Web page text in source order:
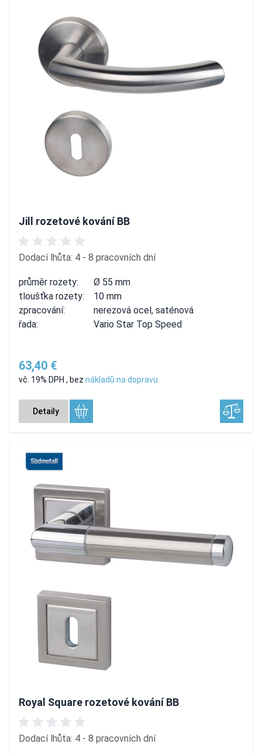
Jill rozetové kování BB
Dodací lhůta: 4 - 8 pracovních dní
průměr rozety:
Ø 55 mm
tloušťka rozety:
10 mm
zpracování:
nerezová ocel, saténová
řada:
Vario Star Top Speed
63,40 €
vč. 19% DPH , bez nákladů na dopravu
Detaily
Royal Square rozetové kování BB
Dodací lhůta: 4 - 8 pracovních dní